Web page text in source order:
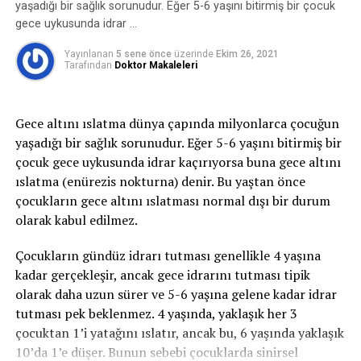
küçülmesine neyin sebep olduğu açık olammakla beraber
venöz kan (kirli kan) birikiminin yarattığı baskıdan söz
edilebilir.
SEMPTOM:
skalada ve derecelerde ağrı olabilir. Ağrı, ayakta ve eforla
artar, gün boyunca devam eder, sırt üstü yatınca hasta
rahatlar.
Varikoseli hasta kendiside fark edebilir veya rutin bir
fizik muayene sırasında veya daha büyük bir yaşta kısırlık
tarafından fark edilebilir.
VARİKOSEL TANISI VE DERECELENDİLİRMESİ
Varikosel tanısı koymak genellikle nispeten basittir.
Doktorunuz ayrıntılı bir tıbbi öykü alacak ve varsa
sırasında mesane içindeki basınç artar, idrar tutmayı
sağlayan kaslar ve mekanizmalar bu basınca karşı
koyamaz ve idrar kaçırma oluşur.
2-Sıkışma tipi idrar kaçırma:
yetişememe veya idrarı geciktirememe durumudur ve
idrar bu esnada kaçar. İdrar kaçağı bir damla ila idrarın
tamamını kaçırma derecesinde olabilir. gece idrara
kalkma ihtiyacı belirgindir. Bu tip idrar kaçırma,
enfeksiyon gibi basit problemden; nörolojik bozukluk
veya diyabet gibi daha ciddi durumlardan
3- Taşma inkontinansı: Tamamen boşalmayan bir
mesaneden kapasite dolduktan sonra damla damla
sürekli idrar kaçırmayı ifade eder.
4- Fonksiyonel inkontinans:Fiziksel veya zihinsel bir
yaşadığı bir sağlık sorunudur. Eğer 5-6 yaşını bitirmiş bir çocuk
gece uykusunda idrar …
Yayınlanan 5 sene önce üzerinde Ekim 26, 2021
Tarafından Doktor Makaleleri
Gece altını ıslatma dünya çapında milyonlarca çocuğun
yaşadığı bir sağlık sorunudur. Eğer 5-6 yaşını bitirmiş bir
çocuk gece uykusunda idrar kaçırıyorsa buna gece altını
ıslatma (enürezis nokturna) denir. Bu yaştan önce
çocukların gece altını ıslatması normal dışı bir durum
olarak kabul edilmez.
Çocukların gündüz idrarı tutması genellikle 4 yaşına
kadar gerçekleşir, ancak gece idrarını tutması tipik
olarak daha uzun sürer ve 5-6 yaşına gelene kadar idrar
tutması pek beklenmez. 4 yaşında, yaklaşık her 3
çocuktan 1’i yatağını ıslatır, ancak bu, 6 yaşında yaklaşık
10’da 1’e düşer. Bunun sebebi çocuklarda sinirsel